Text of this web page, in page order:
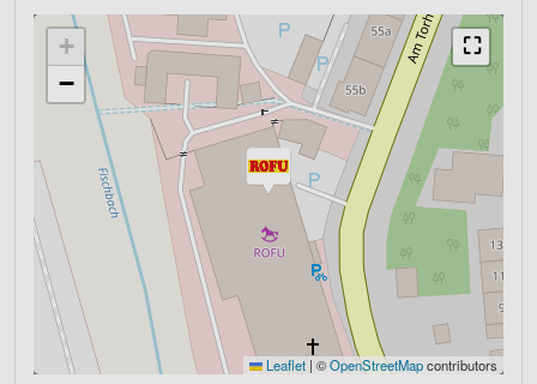
⛶
+
−
Leaflet | ©OpenStreetMapcontributors